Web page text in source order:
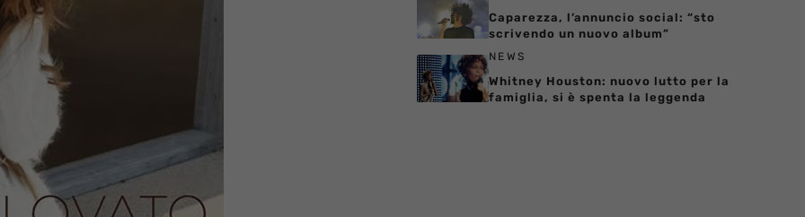
Caparezza, l’annuncio social: “sto
scrivendo un nuovo album”
NEWS
Whitney Houston: nuovo lutto per la
famiglia, si è spenta la leggenda